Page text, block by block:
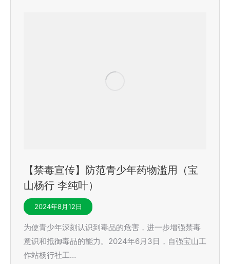
【禁毒宣传】防范青少年药物滥用（宝
山杨行 李纯叶）
2024年8月12日
为使青少年深刻认识到毒品的危害，进一步增强禁毒
意识和抵御毒品的能力。2024年6月3日，自强宝山工
作站杨行社工…